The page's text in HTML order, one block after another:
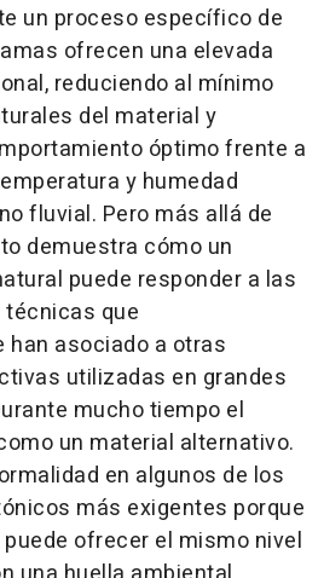
un proceso específico de
ofrecen una elevada
reduciendo al mínimo
del material y
óptimo frente a
y humedad
fluvial. Pero más allá de
demuestra cómo un
puede responder a las
que
asociado a otras
utilizadas en grandes
mucho tiempo el
un material alternativo.
en algunos de los
más exigentes porque
ofrecer el mismo nivel